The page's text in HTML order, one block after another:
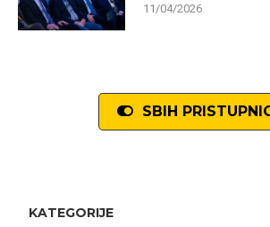
11/04/2026
SBIH
KATEGORIJE